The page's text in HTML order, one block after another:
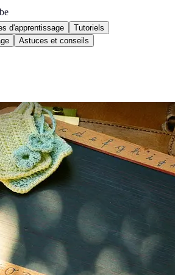
d'apprentissage
Tutoriels
Astuces et conseils